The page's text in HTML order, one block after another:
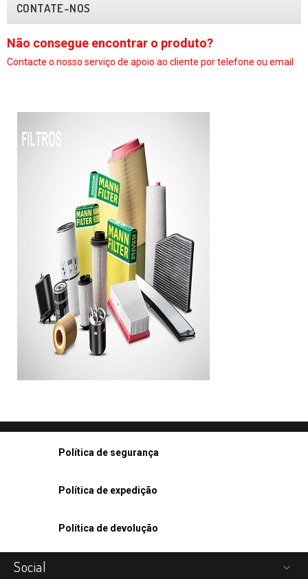
CONTATE-NOS
Não consegue encontrar o produto?
Contacte o nosso serviço de apoio ao cliente por telefone ou email
Política de segurança
Política de expedição
Política de devolução
Social 